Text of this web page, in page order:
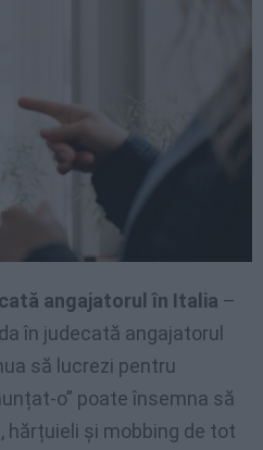
angajatorul în Italia –
în judecată angajatorul
să lucrezi pentru
o” poate însemna să
hărțuieli și mobbing de tot